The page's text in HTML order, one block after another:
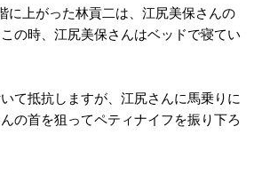
に上がった林貢二は、江尻美保さんの
の時、江尻美保さんはベッドで寝てい
て抵抗しますが、江尻さんに馬乗りに
の首を狙ってペティナイフを振り下ろ